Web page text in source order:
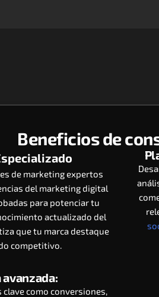
Beneficios de
de marketing expertos
del marketing digital
para potenciar tu
actualizado del
que tu marca destaque
competitivo.
como conversiones,